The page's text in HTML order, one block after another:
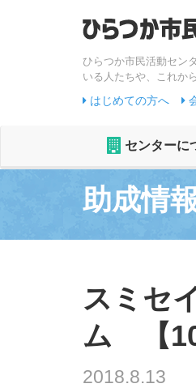
ひらつか市民活動セン
いる人たちや、これか
はじめての方へ
センターに
助成情
スミセ
ム 【
2018.8.13